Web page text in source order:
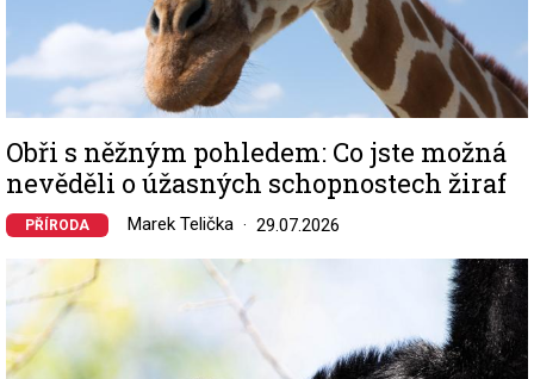
Obři s něžným pohledem: Co jste možná
nevěděli o úžasných schopnostech žiraf
PŘÍRODA Marek Telička 29.07.2026
Image